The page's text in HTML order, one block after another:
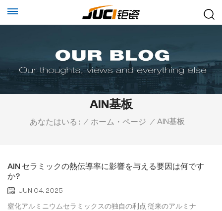
AlN基板
あなたはいる : / ホーム・ページ / AlN基板
AlN セラミックの熱伝導率に影響を与える要因は何です
か?
JUN 04, 2025
窒化アルミニウムセラミックスの独自の利点 従来のアルミナ